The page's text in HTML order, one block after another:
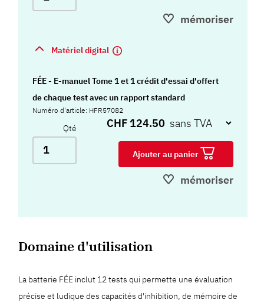
cotation de la batterie pour un total de 600
évaluations (50 administrations papier, 50
mémoriser
Matériel digital
FÉE - E-manuel Tome 1 et 1 crédit d'essai d'offert
de chaque test avec un rapport standard
Numéro d'article: HFR57082
Qté CHF 124.50
Ajouter au panier
mémoriser
Domaine d'utilisation
La batterie FÉE inclut 12 tests qui permette une évaluation
précise et ludique des capacités d'inhibition, de mémoire de